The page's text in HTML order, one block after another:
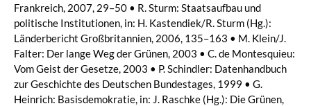
Frankreich, 2007, 29–50 • R. Sturm: Staatsaufbau und
politische Institutionen, in: H. Kastendiek/R. Sturm (Hg.):
Länderbericht Großbritannien, 2006, 135–163 • M. Klein/J.
Falter: Der lange Weg der Grünen, 2003 • C. de Montesquieu:
Vom Geist der Gesetze, 2003 • P. Schindler: Datenhandbuch
zur Geschichte des Deutschen Bundestages, 1999 • G.
Heinrich: Basisdemokratie, in: J. Raschke (Hg.): Die Grünen,